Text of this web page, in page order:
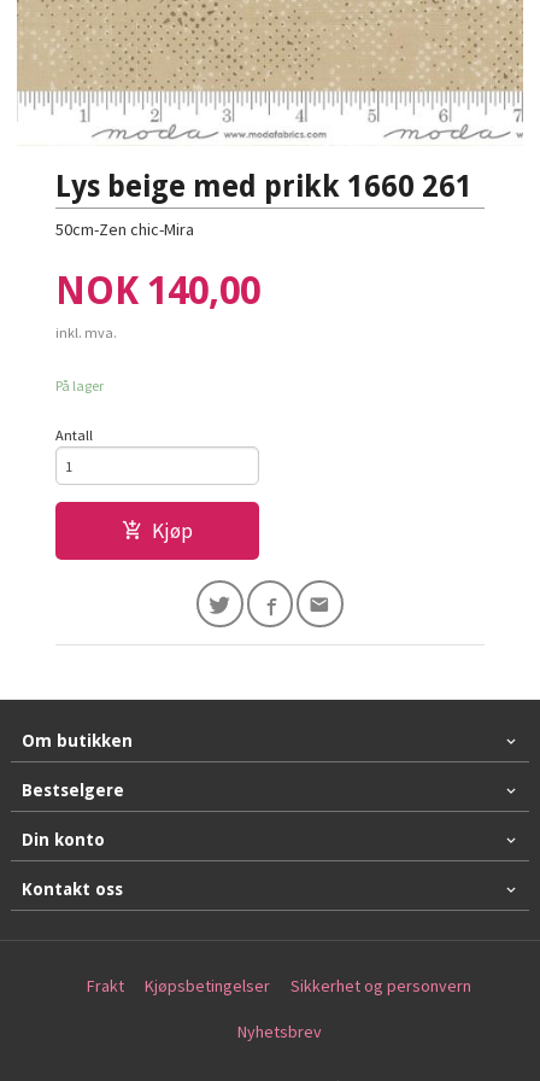
Lys beige med prikk 1660 261
50cm-Zen chic-Mira
Pris
NOK 140,00
inkl. mva.
På lager
Antall
Kjøp
Om butikken
Bestselgere
Din konto
Kontakt oss
Frakt Kjøpsbetingelser Sikkerhet og personvern
Nyhetsbrev